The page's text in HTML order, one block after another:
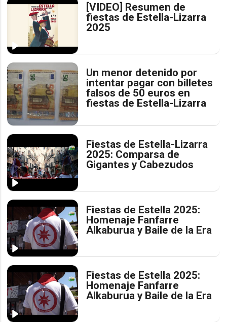
[VIDEO] Resumen de
fiestas de Estella-Lizarra
2025
Un menor detenido por
intentar pagar con billetes
falsos de 50 euros en
fiestas de Estella-Lizarra
Fiestas de Estella-Lizarra
2025: Comparsa de
Gigantes y Cabezudos
Fiestas de Estella 2025:
Homenaje Fanfarre
Alkaburua y Baile de la Era
Fiestas de Estella 2025:
Homenaje Fanfarre
Alkaburua y Baile de la Era